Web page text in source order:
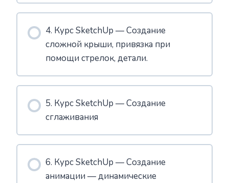
4. Курс SketchUp — Создание
сложной крыши, привязка при
помощи стрелок, детали.
5. Курс SketchUp — Создание
сглаживания
6. Курс SketchUp — Создание
анимации — динамические